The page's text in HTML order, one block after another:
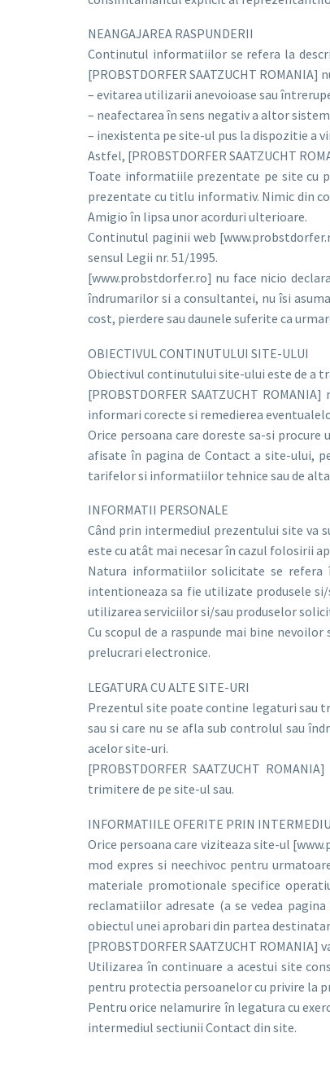
NEANGAJAREA RASPUNDERII
Continutul informatiilor se refera la
[PROBSTDORFER SAATZUCHT
– evitarea utilizarii anevoioase sau
– neafectarea în sens negativ a altor
– inexistenta pe site-ul pus la dispozitie a
Astfel, [PROBSTDORFER SAATZUCHT
Toate informatiile prezentate pe site cu
prezentate cu titlu informativ. Nimic din
Amigio în lipsa unor acorduri ulterioare.
Continutul paginii web
sensul Legii nr. 51/1995.
[www.probstdorfer.ro] nu face nicio
îndrumarilor si a consultantei, nu îsi
cost, pierdere sau daunele suferite ca
OBIECTIVUL CONTINUTULUI SITE-ULUI
Obiectivul continutului site-ului este de a
[PROBSTDORFER SAATZUCHT
informari corecte si remedierea
Orice persoana care doreste sa-si
afisate în pagina de Contact a site-ului,
tarifelor si informatiilor tehnice sau de
INFORMATII PERSONALE
Când prin intermediul prezentului site va
este cu atât mai necesar în cazul folosirii
Natura informatiilor solicitate se refera
intentioneaza sa fie utilizate produsele si/
utilizarea serviciilor si/sau produselor
Cu scopul de a raspunde mai bine
prelucrari electronice.
LEGATURA CU ALTE SITE-URI
Prezentul site poate contine legaturi sau
sau si care nu se afla sub controlul sau
acelor site-uri.
[PROBSTDORFER SAATZUCHT
trimitere de pe site-ul sau.
INFORMATIILE OFERITE PRIN
Orice persoana care viziteaza site-ul
mod expres si neechivoc pentru
materiale promotionale specifice
reclamatiilor adresate (a se vedea
obiectul unei aprobari din partea
[PROBSTDORFER SAATZUCHT
Utilizarea în continuare a acestui site
pentru protectia persoanelor cu privire la
Pentru orice nelamurire în legatura cu
intermediul sectiunii Contact din site.